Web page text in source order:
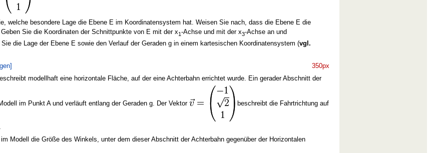
welche besondere Lage die Ebene E im Koordinatensystem hat. Weisen Sie nach, dass die Ebene E die
Sie die Koordinaten der Schnittpunkte von E mit der x1-Achse und mit der x3-Achse an und
die Lage der Ebene E sowie den Verlauf der Geraden g in einem kartesischen Koordinatensystem (vgl.
350px
modellhaft eine horizontale Fläche, auf der eine Achterbahn errichtet wurde. Ein gerader Abschnitt der
im Punkt A und verläuft entlang der Geraden g. Der Vektor beschreibt die Fahrtrichtung auf
Modell die Größe des Winkels, unter dem dieser Abschnitt der Achterbahn gegenüber der Horizontalen